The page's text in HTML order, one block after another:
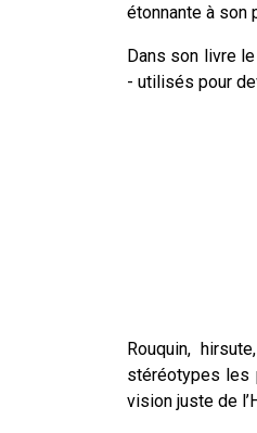
étonnante à son
Dans son livre
- utilisés pour
Rouquin,
stéréotypes les
vision juste de